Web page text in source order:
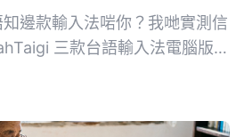
邊款輸入法啱你？我哋實測信
三款台語輸入法電腦版，